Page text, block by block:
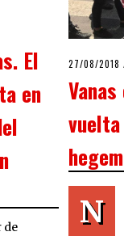
El
en
de
POSTED
27/08/2018
N